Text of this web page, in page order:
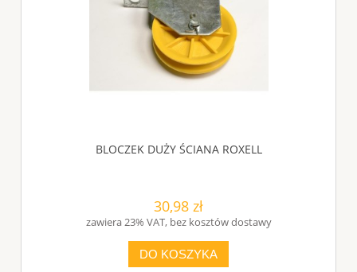
BLOCZEK DUŻY ŚCIANA ROXELL
30,98 zł
zawiera 23% VAT, bez kosztów dostawy
DO KOSZYKA